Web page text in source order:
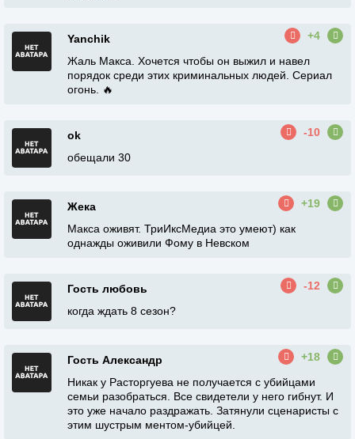
Yanchik
+4
Жаль Макса. Хочется чтобы он выжил и навел
порядок среди этих криминальных людей. Сериал
огонь. 🔥
ok
-10
обещали 30
Жека
+19
Макса оживят. ТриИксМедиа это умеют) как
однажды оживили Фому в Невском
Гость любовь
-12
когда ждать 8 сезон?
Гость Александр
+18
Никак у Расторгуева не получается с убийцами
семьи разобраться. Все свидетели у него гибнут. И
это уже начало раздражать. Затянули сценаристы с
этим шустрым ментом-убийцей.